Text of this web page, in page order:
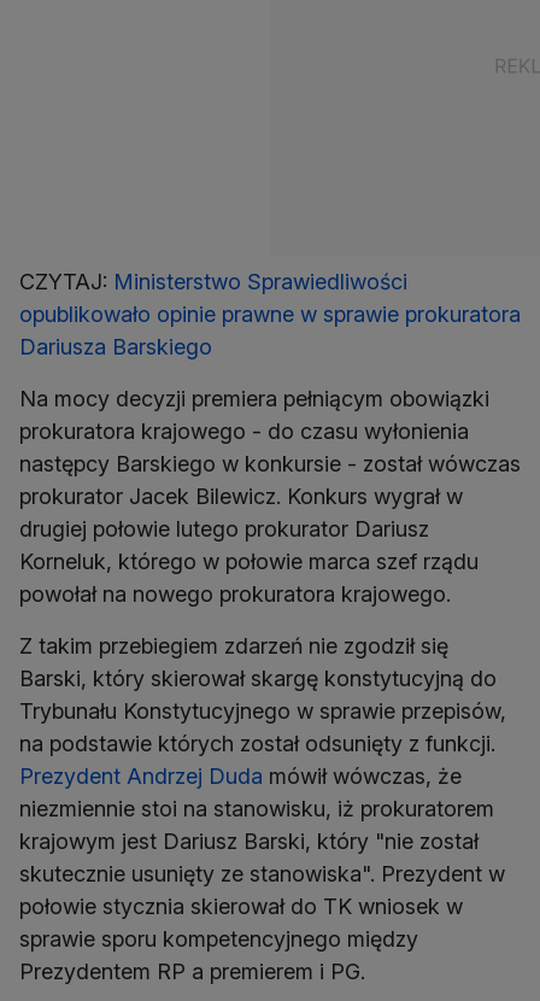
CZYTAJ: Ministerstwo Sprawiedliwości
opublikowało opinie prawne w sprawie prokuratora
Dariusza Barskiego
Na mocy decyzji premiera pełniącym obowiązki
prokuratora krajowego - do czasu wyłonienia
następcy Barskiego w konkursie - został wówczas
prokurator Jacek Bilewicz. Konkurs wygrał w
drugiej połowie lutego prokurator Dariusz
Korneluk, którego w połowie marca szef rządu
powołał na nowego prokuratora krajowego.
Z takim przebiegiem zdarzeń nie zgodził się
Barski, który skierował skargę konstytucyjną do
Trybunału Konstytucyjnego w sprawie przepisów,
na podstawie których został odsunięty z funkcji.
Prezydent Andrzej Duda mówił wówczas, że
niezmiennie stoi na stanowisku, iż prokuratorem
krajowym jest Dariusz Barski, który "nie został
skutecznie usunięty ze stanowiska". Prezydent w
połowie stycznia skierował do TK wniosek w
sprawie sporu kompetencyjnego między
Prezydentem RP a premierem i PG.